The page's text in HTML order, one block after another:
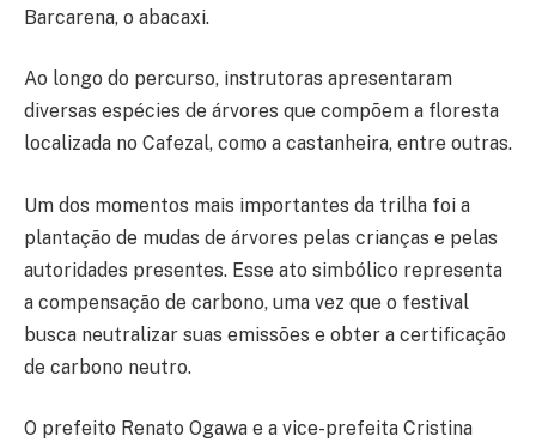
Barcarena, o abacaxi.
Ao longo do percurso, instrutoras apresentaram
diversas espécies de árvores que compõem a floresta
localizada no Cafezal, como a castanheira, entre outras.
Um dos momentos mais importantes da trilha foi a
plantação de mudas de árvores pelas crianças e pelas
autoridades presentes. Esse ato simbólico representa
a compensação de carbono, uma vez que o festival
busca neutralizar suas emissões e obter a certificação
de carbono neutro.
O prefeito Renato Ogawa e a vice-prefeita Cristina